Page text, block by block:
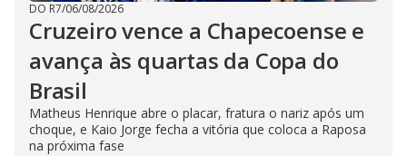
DO R7/06/08/2026
Cruzeiro vence a Chapecoense e
avança às quartas da Copa do
Brasil
Matheus Henrique abre o placar, fratura o nariz após um
choque, e Kaio Jorge fecha a vitória que coloca a Raposa
na próxima fase